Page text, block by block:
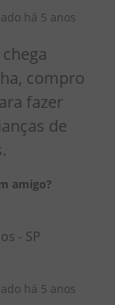
há 5 anos
compro
fazer
de
amigo?
- SP
há 5 anos